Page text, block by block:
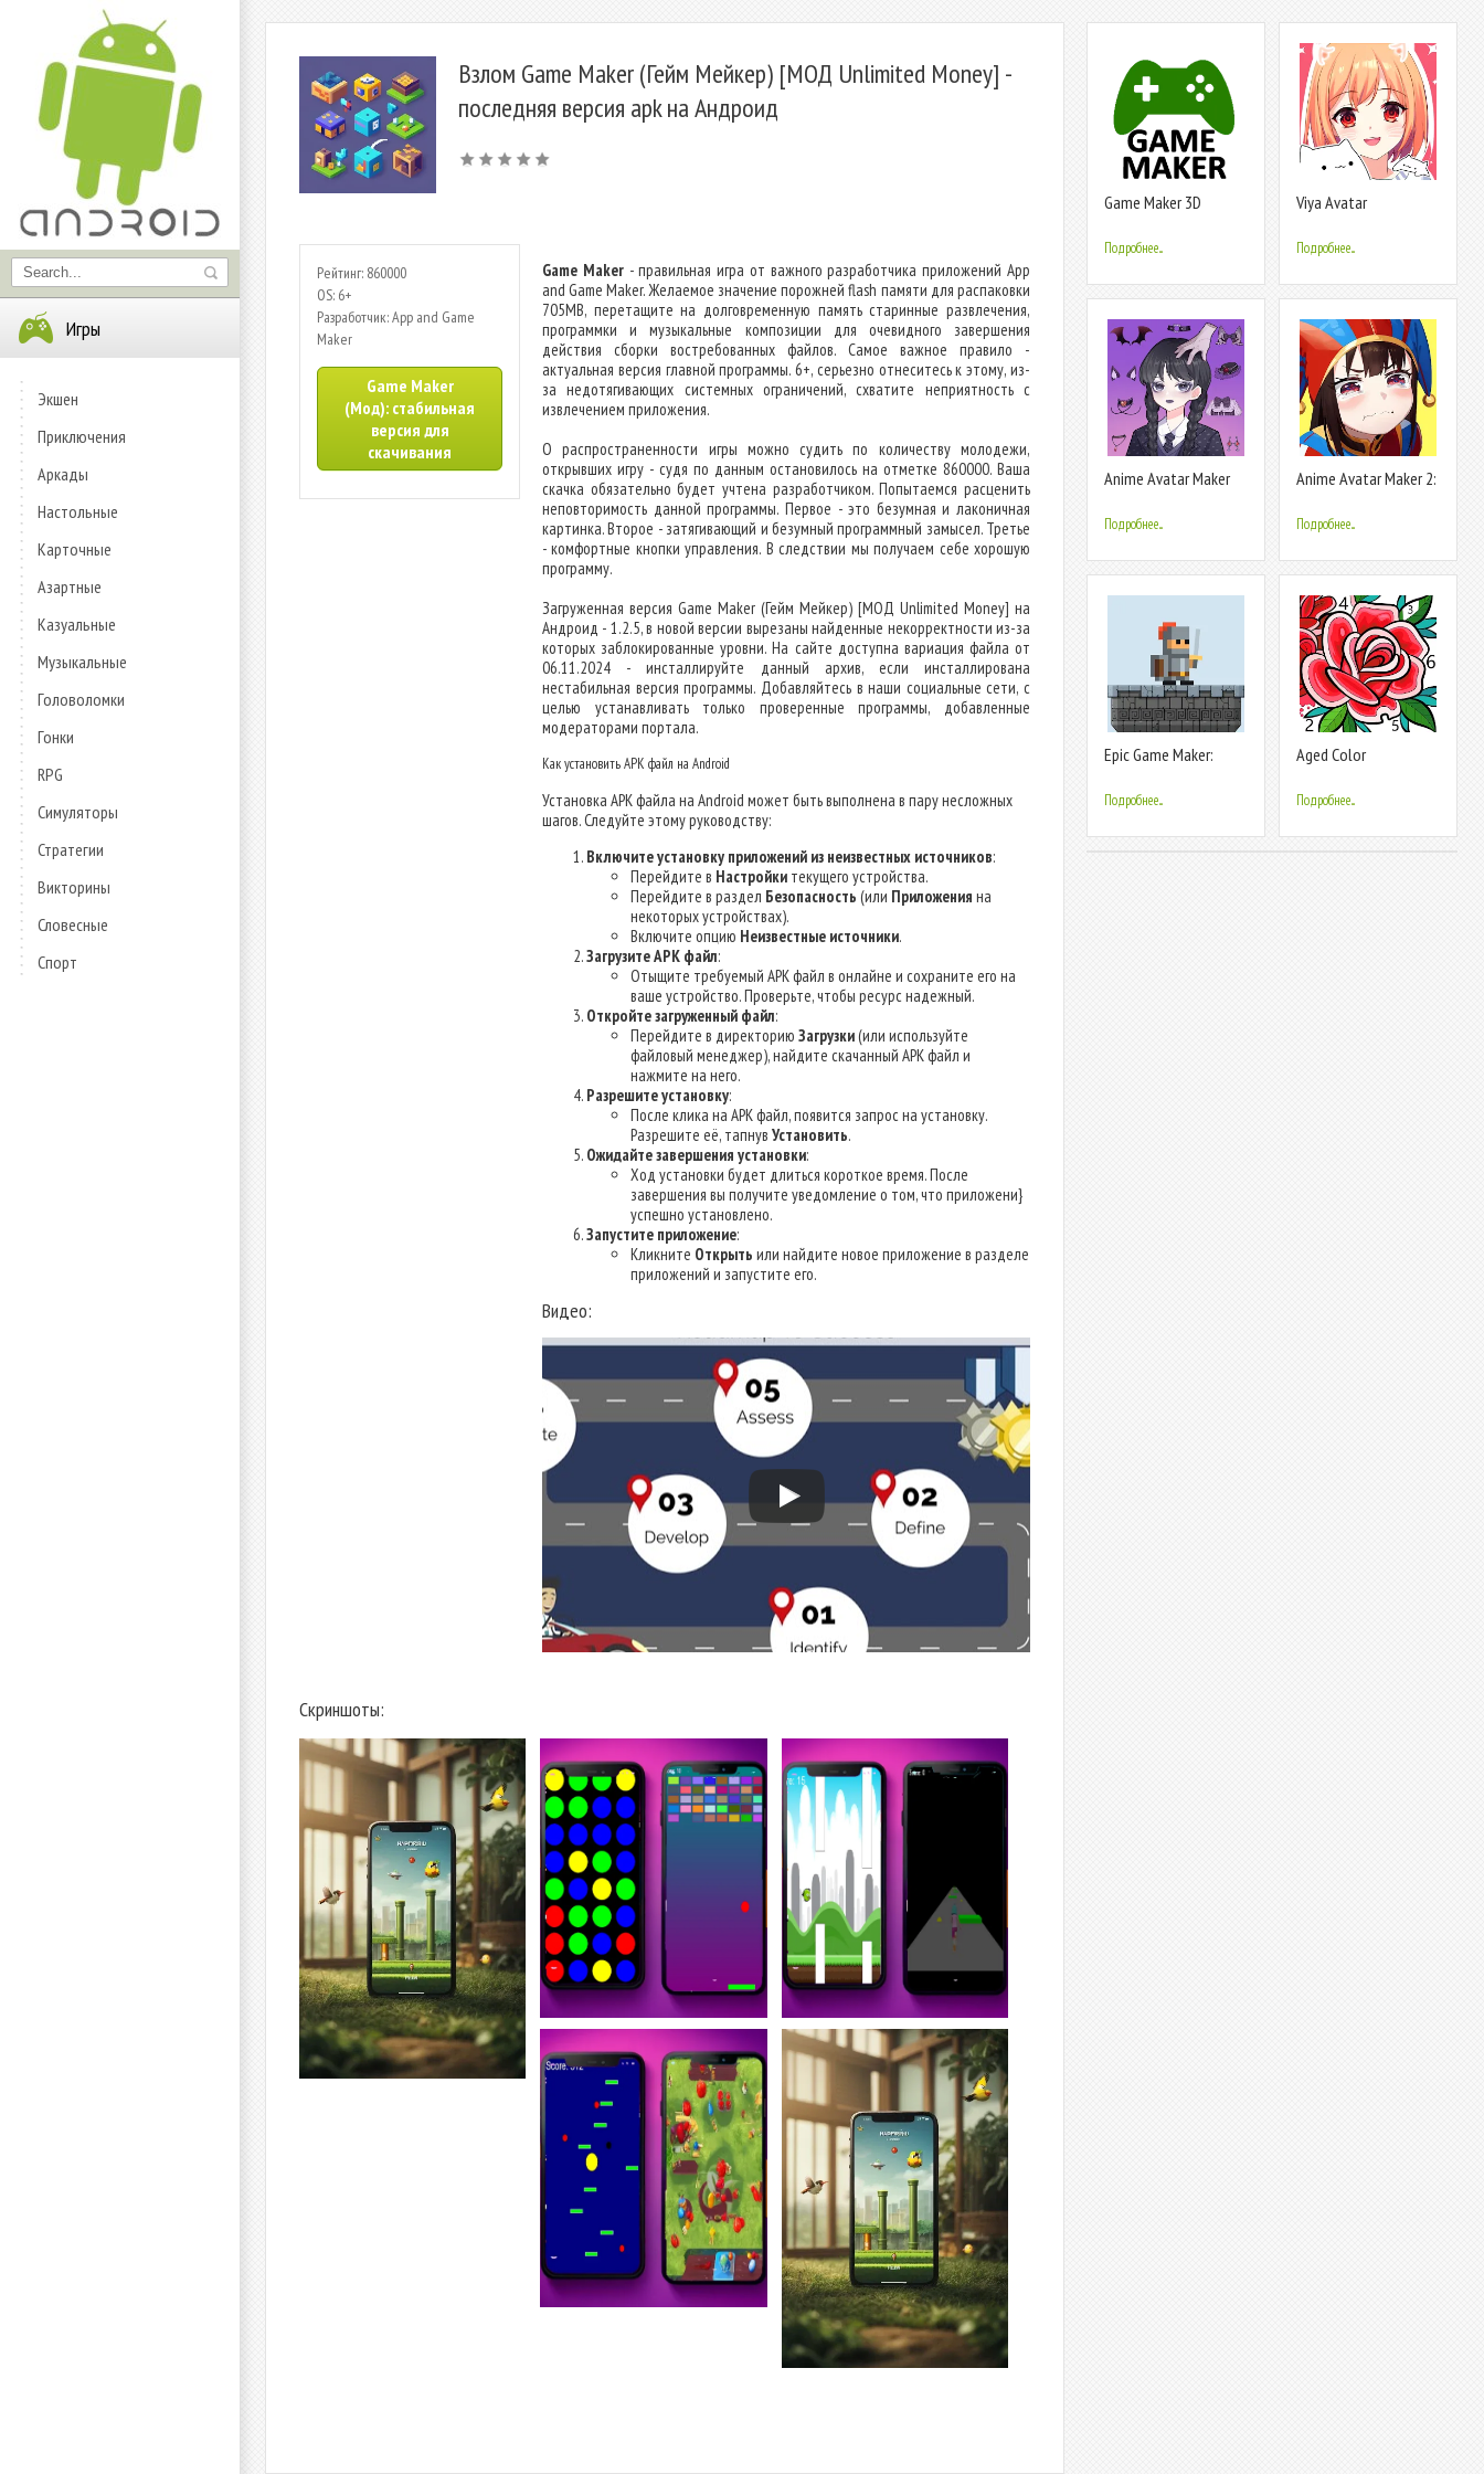
Игры
Экшен
Приключения
Аркады
Настольные
Карточные
Азартные
Казуальные
Музыкальные
Головоломки
Гонки
RPG
Симуляторы
Стратегии
Викторины
Словесные
Спорт
Взлом Game Maker (Гейм Мейкер) [МОД Unlimited Money] -
последняя версия apk на Андроид
Рейтинг: 860000
OS: 6+
Разработчик: App and Game
Maker
Game Maker
(Мод): стабильная
версия для
скачивания
Game Maker- правильная игра от важного разработчика приложений App
and Game Maker. Желаемое значение порожней flash памяти для распаковки
705MB, перетащите на долговременную память старинные развлечения,
программки и музыкальные композиции для очевидного завершения
действия сборки востребованных файлов. Самое важное правило -
актуальная версия главной программы. 6+, серьезно отнеситесь к этому, из-
за недотягивающих системных ограничений, схватите неприятность с
извлечением приложения.
О распространенности игры можно судить по количеству молодежи,
открывших игру - судя по данным остановилось на отметке 860000. Ваша
скачка обязательно будет учтена разработчиком. Попытаемся расценить
неповторимость данной программы. Первое - это безумная и лаконичная
картинка. Второе - затягивающий и безумный программный замысел. Третье
- комфортные кнопки управления. В следствии мы получаем себе хорошую
программу.
Загруженная версия Game Maker (Гейм Мейкер) [МОД Unlimited Money] на
Андроид - 1.2.5, в новой версии вырезаны найденные некорректности из-за
которых заблокированные уровни. На сайте доступна вариация файла от
06.11.2024 - инсталлируйте данный архив, если инсталлирована
нестабильная версия программы. Добавляйтесь в наши социальные сети, с
целью устанавливать только проверенные программы, добавленные
модераторами портала.
Как установить APK файл на Android
Установка APK файла на Android может быть выполнена в пару несложных
шагов. Следуйте этому руководству:
Включите установку приложений из неизвестных источников:
Перейдите в Настройки текущего устройства.
Перейдите в раздел Безопасность (или Приложения на
некоторых устройствах).
Включите опцию Неизвестные источники.
Загрузите APK файл:
Отыщите требуемый APK файл в онлайне и сохраните его на
ваше устройство. Проверьте, чтобы ресурс надежный.
Откройте загруженный файл:
Перейдите в директорию Загрузки(или используйте
файловый менеджер), найдите скачанный APK файл и
нажмите на него.
Разрешите установку:
После клика на APK файл, появится запрос на установку.
Разрешите её, тапнув Установить.
Ожидайте завершения установки:
Ход установки будет длиться короткое время. После
завершения вы получите уведомление о том, что приложени}
успешно установлено.
Запустите приложение:
Кликните Открыть или найдите новое приложение в разделе
приложений и запустите его.
Видео:
Скриншоты:
Game Maker 3D
Подробнее...
Viya Avatar
Подробнее...
Anime Avatar Maker
Подробнее...
Anime Avatar Maker 2:
Подробнее...
Epic Game Maker:
Подробнее...
Aged Color
Подробнее...